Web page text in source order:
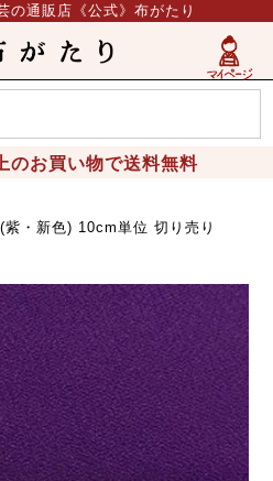
の通販店《公式》布がたり
のお買い物で送料無料
・新色) 10cm単位 切り売り